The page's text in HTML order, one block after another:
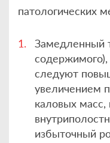
патологических
Замедленный
содержимого),
следуют
увеличением
каловых
избыточный